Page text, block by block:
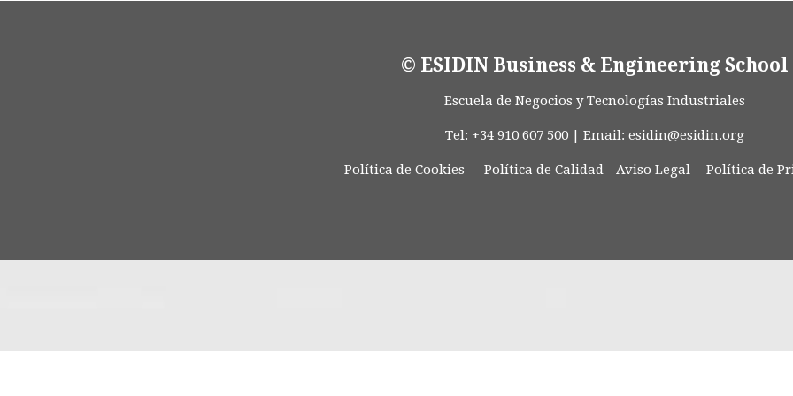
© ESIDIN Business & Engineering School
Escuela de Negocios y Tecnologías Industriales
Tel: +34 910 607 500 | Email: esidin@esidin.org
Política de Cookies - Política de Calidad- Aviso Legal- Política de